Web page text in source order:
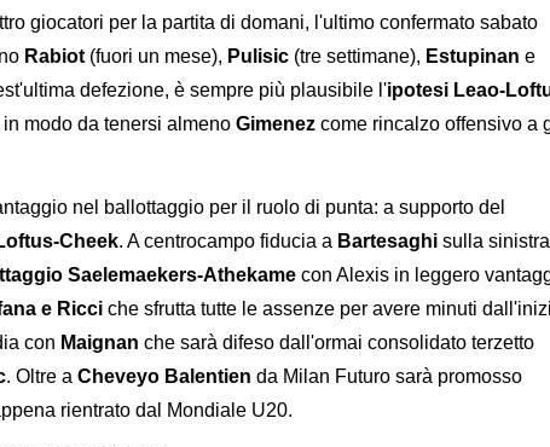
giocatori per la partita di domani, l'ultimo confermato sabato
Rabiot (fuori un mese), Pulisic (tre settimane), Estupinan e
defezione, è sempre più plausibile l'ipotesi Leao-
in modo da tenersi almeno Gimenez come rincalzo offensivo a
nel ballottaggio per il ruolo di punta: a supporto del
Cheek. A centrocampo fiducia a Bartesaghi sulla
Saelemaekers-Athekame con Alexis in leggero
e Ricci che sfrutta tutte le assenze per avere minuti
con Maignan che sarà difeso dall'ormai consolidato terzetto
. Oltre a Cheveyo Balentien da Milan Futuro sarà promosso
rientrato dal Mondiale U20.